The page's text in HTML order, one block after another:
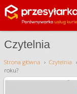
Czytelnia
Strona główna Czytelnia
roku?